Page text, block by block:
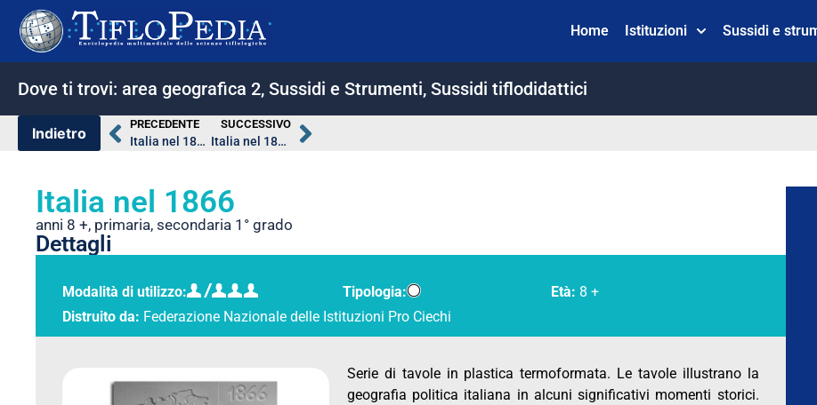
Home Istituzioni Sussidi e
Dove ti trovi: area geografica 2, Sussidi e Strumenti, Sussidi tiflodidattici
PRECEDENTE
Italia nel 1861
SUCCESSIVO
Italia nel 1870
Italia nel 1866
anni 8 +, primaria, secondaria 1° grado
Dettagli
Modalità di utilizzo: Tipologia: Età: 8 +
Distruito da: Federazione Nazionale delle Istituzioni Pro Ciechi
Serie di tavole in plastica termoformata. Le tavole illustrano la
geografia politica italiana in alcuni significativi momenti storici.